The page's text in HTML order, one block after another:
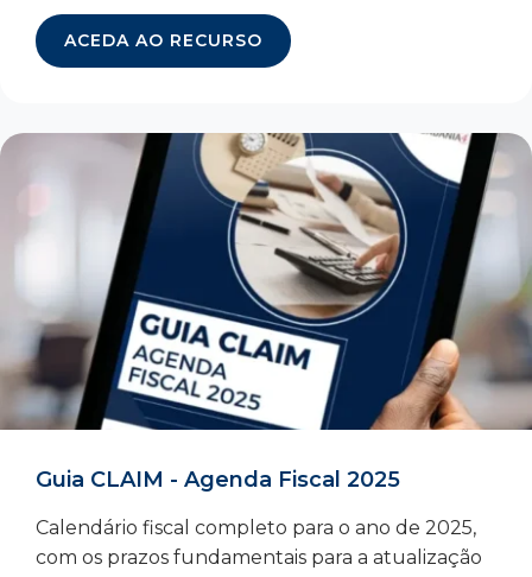
ACEDA AO RECURSO
Guia CLAIM - Agenda Fiscal 2025
Calendário fiscal completo para o ano de 2025,
com os prazos fundamentais para a atualização